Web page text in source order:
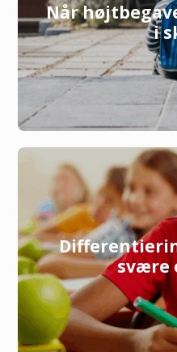
Når
i
svære